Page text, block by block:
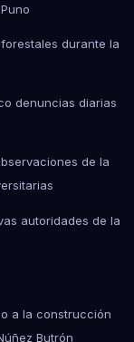
durante la
denuncias diarias
de la
autoridades de la
a la construcción
Butrón